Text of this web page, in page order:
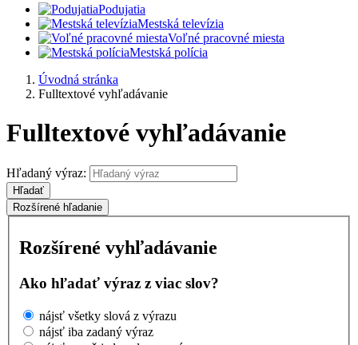
Podujatia
Mestská televízia
Voľné pracovné miesta
Mestská polícia
Úvodná stránka
Fulltextové vyhľadávanie
Fulltextové vyhľadávanie
Hľadaný výraz:
Hľadať
Rozšírené hľadanie
Rozšírené vyhľadávanie
Ako hľadať výraz z viac slov?
nájsť všetky slová z výrazu
nájsť iba zadaný výraz